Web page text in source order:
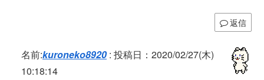
返信
名前:kuroneko8920: 投稿日：2020/02/27(木)
10:18:14